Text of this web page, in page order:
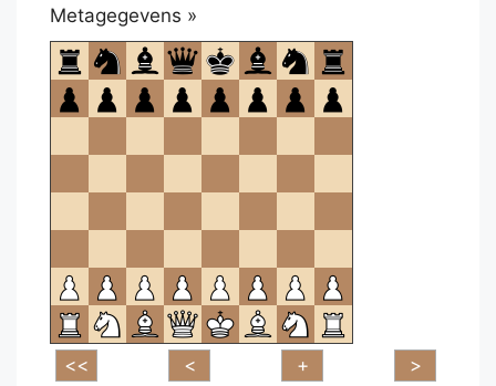
Metagegevens »
om
te
openen.